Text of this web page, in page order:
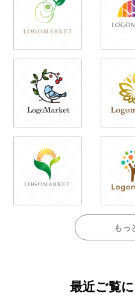
もっ
最近ご覧